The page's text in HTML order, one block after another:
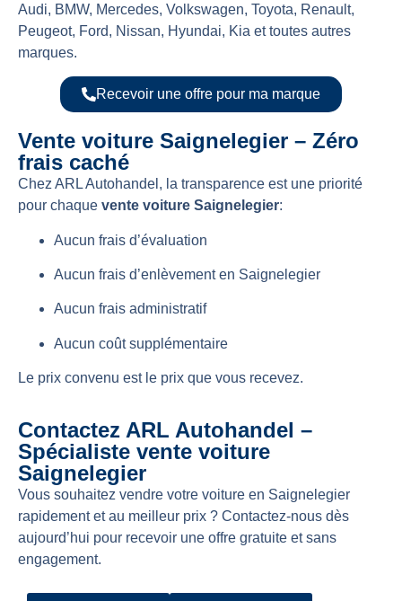
Audi, BMW, Mercedes, Volkswagen, Toyota, Renault,
Peugeot, Ford, Nissan, Hyundai, Kia et toutes autres
marques.
Recevoir une offre pour ma marque
Vente voiture Saignelegier – Zéro
frais caché
Chez ARL Autohandel, la transparence est une priorité
pour chaque vente voiture Saignelegier:
Aucun frais d’évaluation
Aucun frais d’enlèvement en Saignelegier
Aucun frais administratif
Aucun coût supplémentaire
Le prix convenu est le prix que vous recevez.
Contactez ARL Autohandel –
Spécialiste vente voiture
Saignelegier
Vous souhaitez vendre votre voiture en Saignelegier
rapidement et au meilleur prix ? Contactez-nous dès
aujourd’hui pour recevoir une offre gratuite et sans
engagement.